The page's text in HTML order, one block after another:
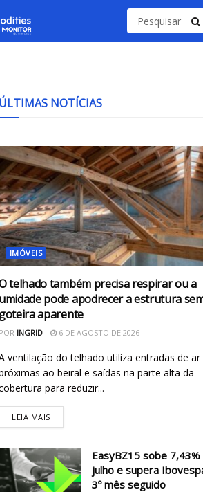
ÚLTIMAS NOTÍCIAS
IMÓVEIS
telhado também precisa respirar ou a
umidade pode apodrecer a estrutura
goteira aparente
POR INGRID 6 DE AGOSTO DE 2026
ventilação do telhado utiliza entradas de ar
ao beiral e saídas na parte alta da
para reduzir...
LEIA MAIS
EasyBZ15 sobe
julho e supera
3º mês seguido